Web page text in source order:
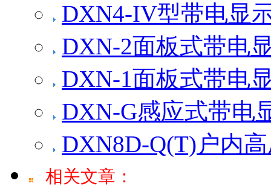
DXN4-IV型带电显
DXN-2面板式带电
DXN-1面板式带电
DXN-G感应式带电
DXN8D-Q(T)户内
相关文章：